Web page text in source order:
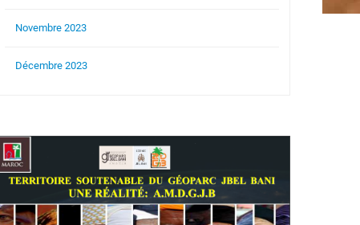
Novembre 2023
Décembre 2023